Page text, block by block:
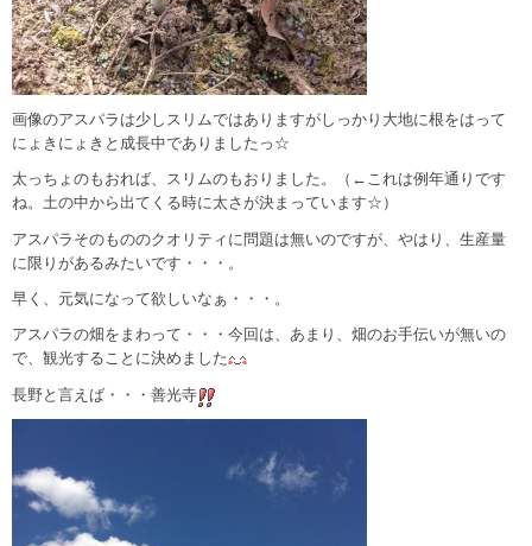
画像のアスパラは少しスリムではありますがしっかり大地に根をはって
にょきにょきと成長中でありましたっ☆
太っちょのもおれば、スリムのもおりました。（←これは例年通りです
ね。土の中から出てくる時に太さが決まっています☆）
アスパラそのもののクオリティに問題は無いのですが、やはり、生産量
に限りがあるみたいです・・・。
早く、元気になって欲しいなぁ・・・。
アスパラの畑をまわって・・・今回は、あまり、畑のお手伝いが無いの
で、観光することに決めました
長野と言えば・・・善光寺